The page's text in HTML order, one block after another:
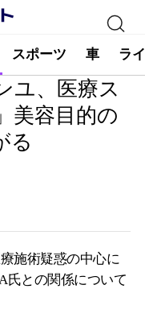
スポーツ 車 ラ
ユ、医療ス
美容目的の
る
施術疑惑の中心に
氏との関係について